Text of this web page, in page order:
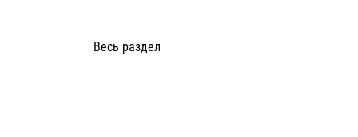
Весь раздел